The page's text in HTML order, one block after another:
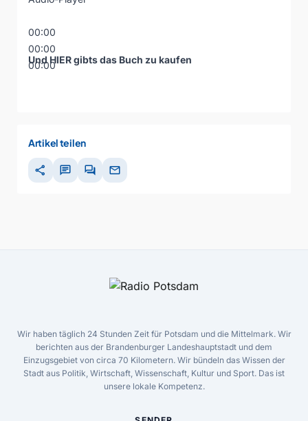
00:00
00:00
00:00
UndHIERgibts das Buch zu kaufen
Artikel teilen
share chat forum mail
Wir haben täglich 24 Stunden Zeit für Potsdam und die Mittelmark. Wir
berichten aus der Brandenburger Landeshauptstadt und dem
Einzugsgebiet von circa 70 Kilometern. Wir bündeln das Wissen der
Stadt aus Politik, Wirtschaft, Wissenschaft, Kultur und Sport. Das ist
unsere lokale Kompetenz.